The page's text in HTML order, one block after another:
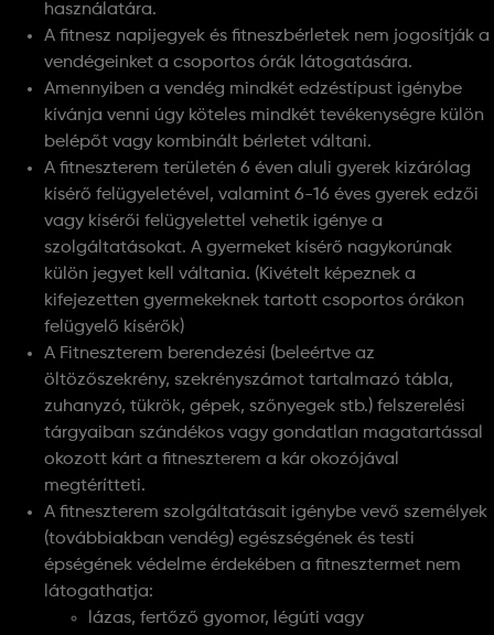
használatára.
A fitnesz napijegyek és fitneszbérletek nem jogosítják a
vendégeinket a csoportos órák látogatására.
Amennyiben a vendég mindkét edzéstípust igénybe
kívánja venni úgy köteles mindkét tevékenységre külön
belépőt vagy kombinált bérletet váltani.
A fitneszterem területén 6 éven aluli gyerek kizárólag
kísérő felügyeletével, valamint 6-16 éves gyerek edzői
vagy kísérői felügyelettel vehetik igénye a
szolgáltatásokat. A gyermeket kísérő nagykorúnak
külön jegyet kell váltania. (Kivételt képeznek a
kifejezetten gyermekeknek tartott csoportos órákon
felügyelő kísérők)
A Fitneszterem berendezési (beleértve az
öltözőszekrény, szekrényszámot tartalmazó tábla,
zuhanyzó, tükrök, gépek, szőnyegek stb.) felszerelési
tárgyaiban szándékos vagy gondatlan magatartással
okozott kárt a fitneszterem a kár okozójával
megtérítteti.
A fitneszterem szolgáltatásait igénybe vevő személyek
(továbbiakban vendég) egészségének és testi
épségének védelme érdekében a fitnesztermet nem
látogathatja:
lázas, fertőző gyomor, légúti vagy